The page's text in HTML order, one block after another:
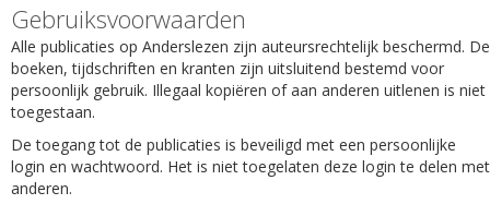
Gebruiksvoorwaarden
Alle publicaties op Anderslezen zijn auteursrechtelijk beschermd. De
boeken, tijdschriften en kranten zijn uitsluitend bestemd voor
persoonlijk gebruik. Illegaal kopiëren of aan anderen uitlenen is niet
toegestaan.
De toegang tot de publicaties is beveiligd met een persoonlijke
login en wachtwoord. Het is niet toegelaten deze login te delen met
anderen.